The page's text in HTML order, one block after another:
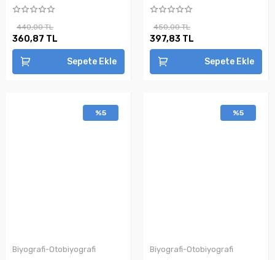
440,00 TL
360,87 TL
Sepete Ekle
450,00 TL
397,83 TL
Sepete Ekle
%5
Biyografi-Otobiyografi
%5
Biyografi-Otobiyografi